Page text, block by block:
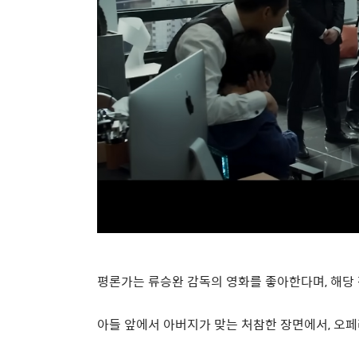
평론가는 류승완 감독의 영화를 좋아한다며,해당
아들 앞에서 아버지가 맞는 처참한 장면에서,오